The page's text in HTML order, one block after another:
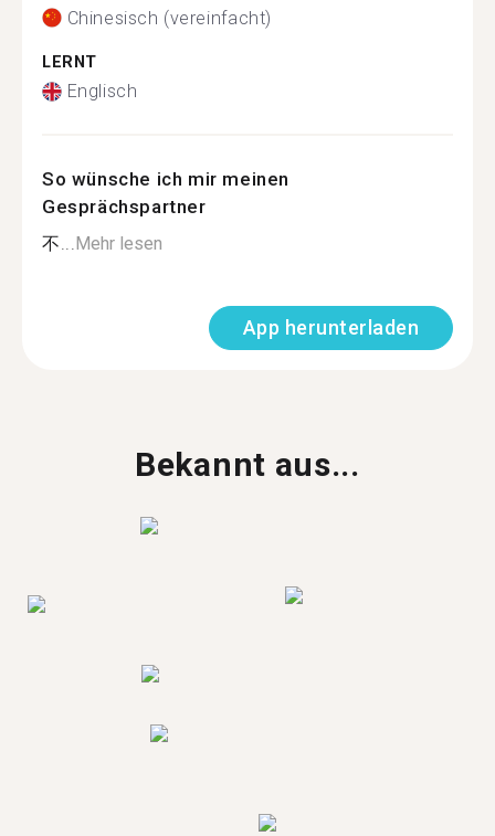
Chinesisch (vereinfacht)
LERNT
Englisch
So wünsche ich mir meinen
Gesprächspartner
不...Mehr lesen
App herunterladen
Bekannt aus...